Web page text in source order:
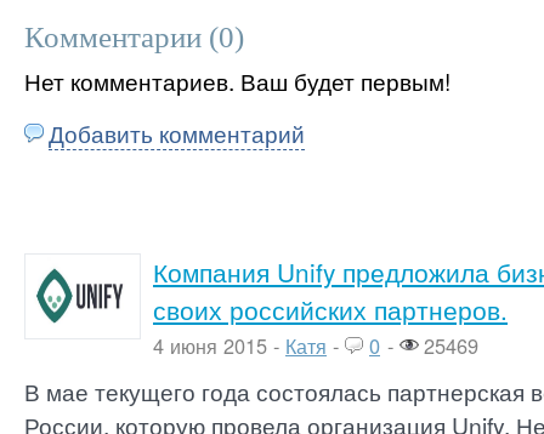
Комментарии (0)
Нет комментариев. Ваш будет первым!
Добавить комментарий
Компания Unify предложила
своих российских партнеров.
4 июня 2015 - Катя - 0 - 25469
В мае текущего года состоялась партнерская
России, которую провела организация Unify.